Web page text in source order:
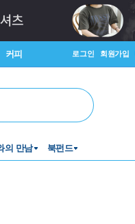
커피 로그인 회원가입
의 만남 북펀드